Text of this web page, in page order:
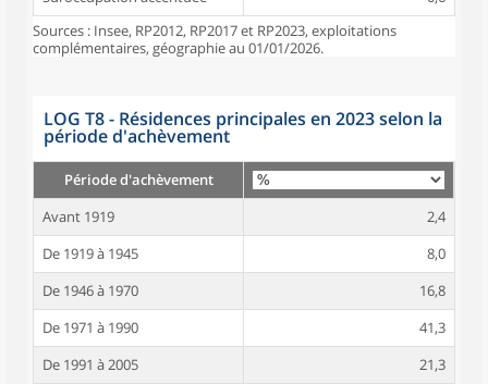
Sources : Insee, RP2012, RP2017 et RP2023, exploitations
complémentaires, géographie au 01/01/2026.
LOG T8 - Résidences principales en 2023 selon la
période d'achèvement
Période d'achèvement
Avant 1919
2,4
De 1919 à 1945
8,0
De 1946 à 1970
16,8
De 1971 à 1990
41,3
De 1991 à 2005
21,3